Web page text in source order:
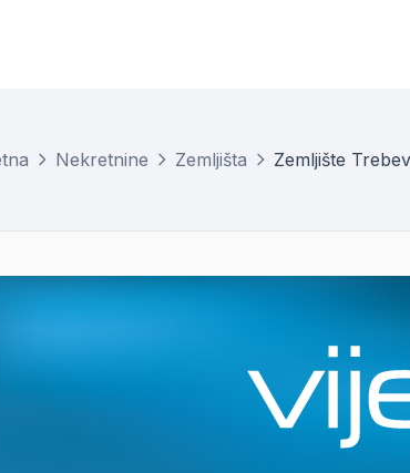
Nekretnine Zemljišta Zemljište